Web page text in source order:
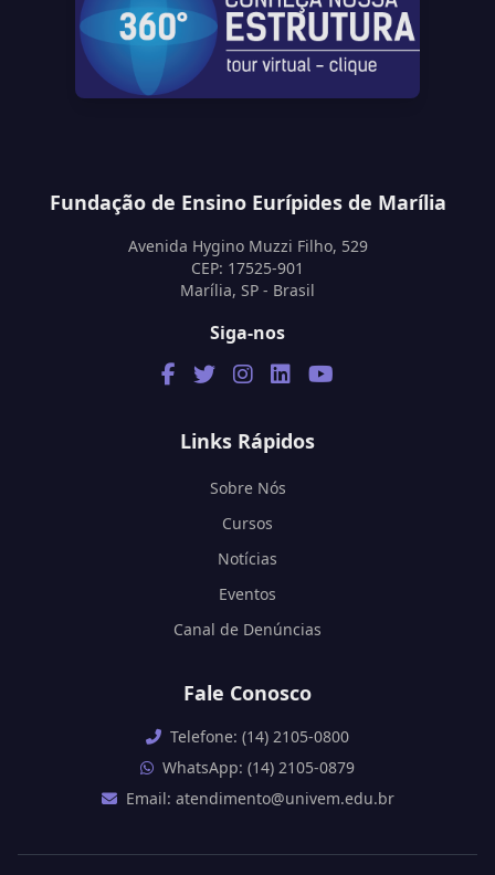
Fundação de Ensino Eurípides de Marília
Avenida Hygino Muzzi Filho, 529
CEP: 17525-901
Marília, SP - Brasil
Siga-nos
Links Rápidos
Sobre Nós
Cursos
Notícias
Eventos
Canal de Denúncias
Fale Conosco
Telefone: (14) 2105-0800
WhatsApp: (14) 2105-0879
Email: atendimento@univem.edu.br